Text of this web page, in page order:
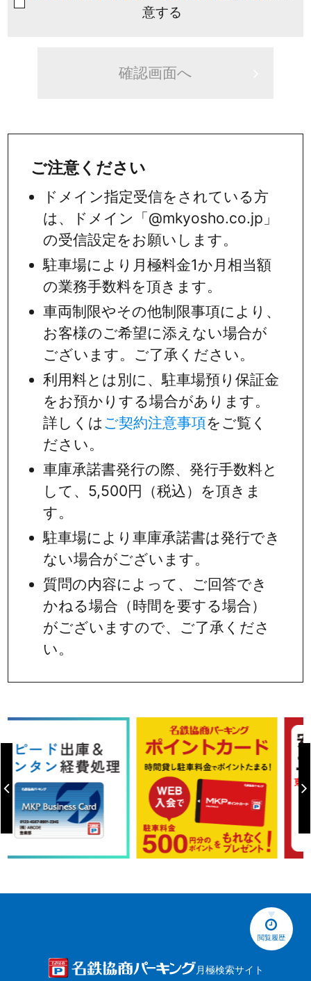
意する
ご注意ください
ドメイン指定受信をされている方
は、ドメイン「@mkyosho.co.jp」
の受信設定をお願いします。
駐車場により月極料金1か月相当額
の業務手数料を頂きます。
車両制限やその他制限事項により、
お客様のご希望に添えない場合が
ございます。ご了承ください。
利用料とは別に、駐車場預り保証金
をお預かりする場合があります。
詳しくはご契約注意事項をご覧く
ださい。
車庫承諾書発行の際、発行手数料と
して、5,500円（税込）を頂きま
す。
駐車場により車庫承諾書は発行でき
ない場合がございます。
質問の内容によって、ご回答でき
かねる場合（時間を要する場合）
がございますので、ご了承くださ
い。
閲覧履歴
月極検索サイト